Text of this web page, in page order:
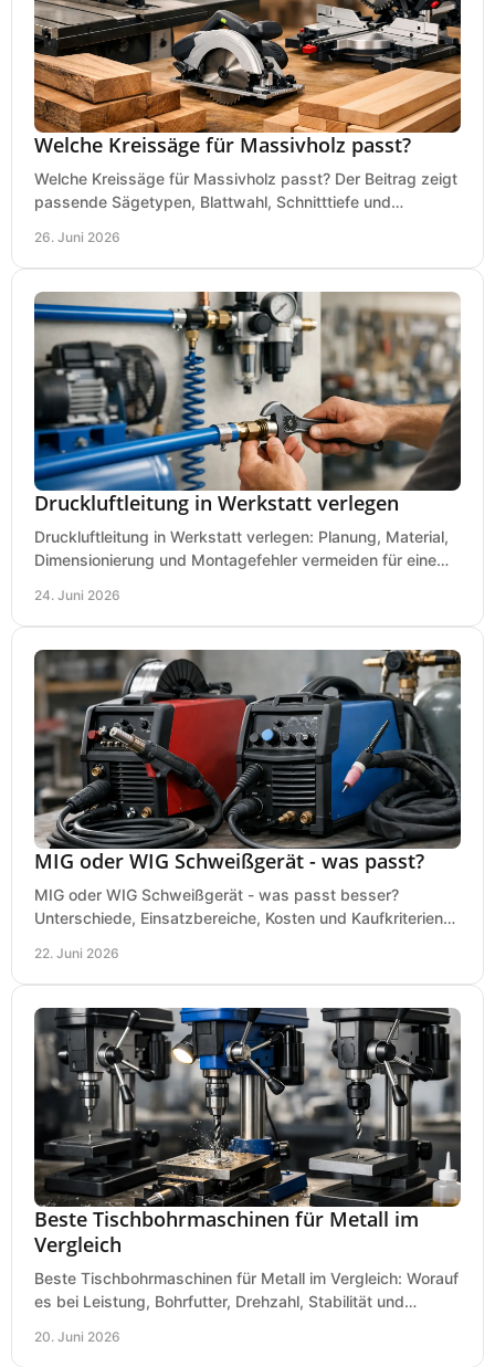
Welche Kreissäge für Massivholz passt?
Welche Kreissäge für Massivholz passt? Der Beitrag zeigt
passende Sägetypen, Blattwahl, Schnitttiefe und
26. Juni 2026
Druckluftleitung in Werkstatt verlegen
Druckluftleitung in Werkstatt verlegen: Planung, Material,
Dimensionierung und Montagefehler vermeiden für eine
24. Juni 2026
MIG oder WIG Schweißgerät - was passt?
MIG oder WIG Schweißgerät - was passt besser?
Unterschiede, Einsatzbereiche, Kosten und Kaufkriterien
22. Juni 2026
Beste Tischbohrmaschinen für Metall im
Vergleich
Beste Tischbohrmaschinen für Metall im Vergleich: Worauf
es bei Leistung, Bohrfutter, Drehzahl, Stabilität und
20. Juni 2026